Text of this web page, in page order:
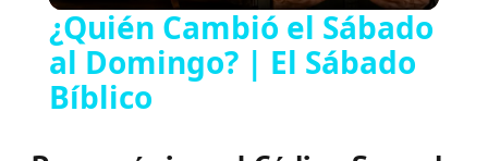
¿Quién Cambió el Sábado
al Domingo? | El Sábado
Bíblico